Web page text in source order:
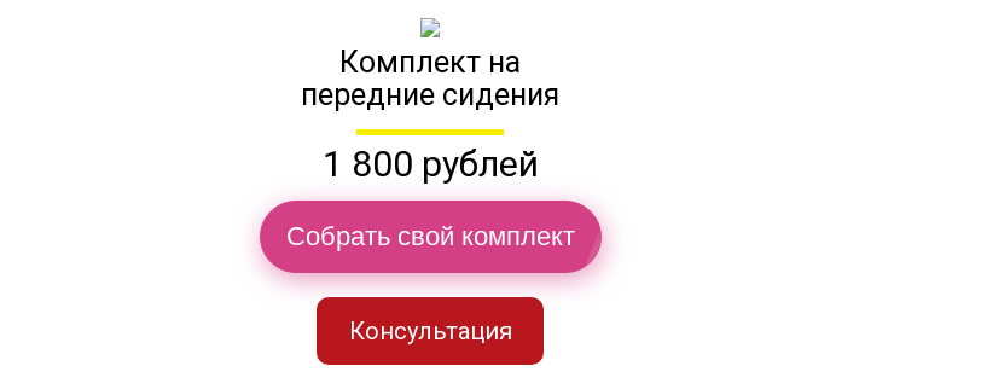
Комплект на
передние сидения
1 800 рублей
Собрать свой комплект
Консультация